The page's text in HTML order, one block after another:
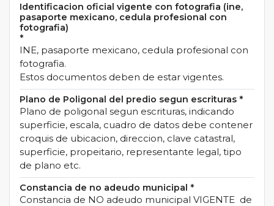
Identificacion oficial vigente con fotografia (ine,
pasaporte mexicano, cedula profesional con
fotografia)
*
INE, pasaporte mexicano, cedula profesional con
fotografia.
Estos documentos deben de estar vigentes.
Plano de Poligonal del predio segun escrituras *
Plano de poligonal segun escrituras, indicando
superficie, escala, cuadro de datos debe contener
croquis de ubicacion, direccion, clave catastral,
superficie, propeitario, representante legal, tipo
de plano etc.
Constancia de no adeudo municipal *
Constancia de NO adeudo municipal VIGENTE de